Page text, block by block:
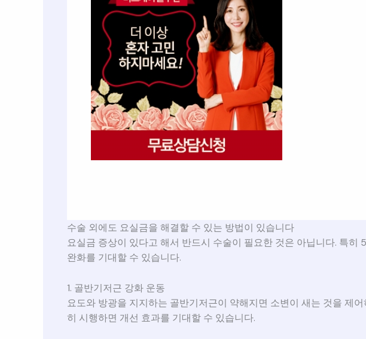
수술 외에도 요실금을 해결할 수 있는 방법이 있습니다
요실금 증상이 있다고 해서 반드시 수술이 필요한 것은 아닙니다. 특히
완화를 기대할 수 있습니다.
1. 골반기저근 강화 운동
요도와 방광을 지지하는 골반기저근이 약해지면 소변이 새는 것을 제
히 시행하면 개선 효과를 기대할 수 있습니다.